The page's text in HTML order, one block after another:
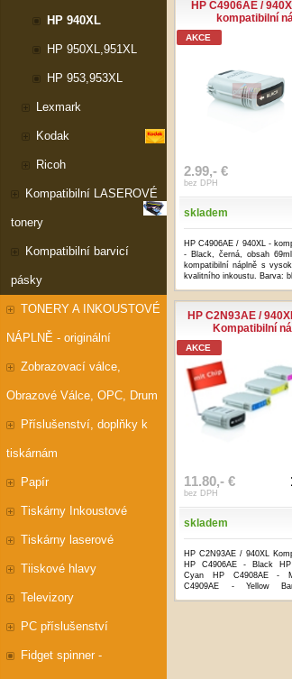
HP 940XL
HP 950XL,951XL
HP 953,953XL
Lexmark
Kodak
Ricoh
Kompatibilní LASEROVÉ
tonery
Kompatibilní barvicí
pásky
TONERY A INKOUSTOVÉ
NÁPLNĚ - originální
Zobrazovací válce,
Obrazové Válce, OPC, Drum
Příslušenství, doplňky k
tiskárnám
Papír
Tiskárny Inkoustové
Tiskárny laserové
Tiiskové hlavy
Televizory
PC příslušenství
Fidget spinner -
HP C4906AE /
kompatibilní
AKCE
2.99,- €
bez DPH
skladem
HP C4906AE / 940XL -
- Black, černá, obsah
kompatibilní náplně s
kvalitního inkoustu. Barva:
HP C2N93AE /
Kompatibilní
AKCE
11.80,- €
bez DPH
skladem
HP C2N93AE / 940XL
HP C4906AE - Black
Cyan HP C4908AE -
C4909AE - Yellow